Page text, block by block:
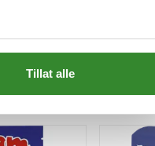
Tillat alle